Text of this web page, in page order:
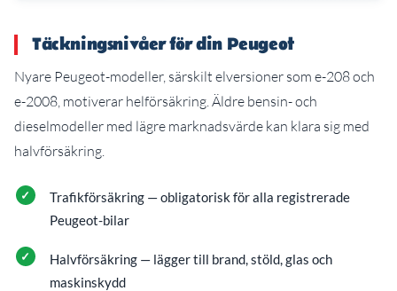
Täckningsnivåer för din Peugeot
Nyare Peugeot-modeller, särskilt elversioner som e-208 och
e-2008, motiverar helförsäkring. Äldre bensin- och
dieselmodeller med lägre marknadsvärde kan klara sig med
halvförsäkring.
Trafikförsäkring — obligatorisk för alla registrerade
Peugeot-bilar
Halvförsäkring — lägger till brand, stöld, glas och
maskinskydd